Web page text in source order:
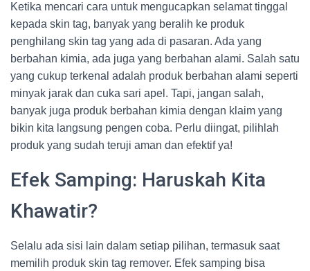
Ketika mencari cara untuk mengucapkan selamat tinggal
kepada skin tag, banyak yang beralih ke produk
penghilang skin tag yang ada di pasaran. Ada yang
berbahan kimia, ada juga yang berbahan alami. Salah satu
yang cukup terkenal adalah produk berbahan alami seperti
minyak jarak dan cuka sari apel. Tapi, jangan salah,
banyak juga produk berbahan kimia dengan klaim yang
bikin kita langsung pengen coba. Perlu diingat, pilihlah
produk yang sudah teruji aman dan efektif ya!
Efek Samping: Haruskah Kita
Khawatir?
Selalu ada sisi lain dalam setiap pilihan, termasuk saat
memilih produk skin tag remover. Efek samping bisa